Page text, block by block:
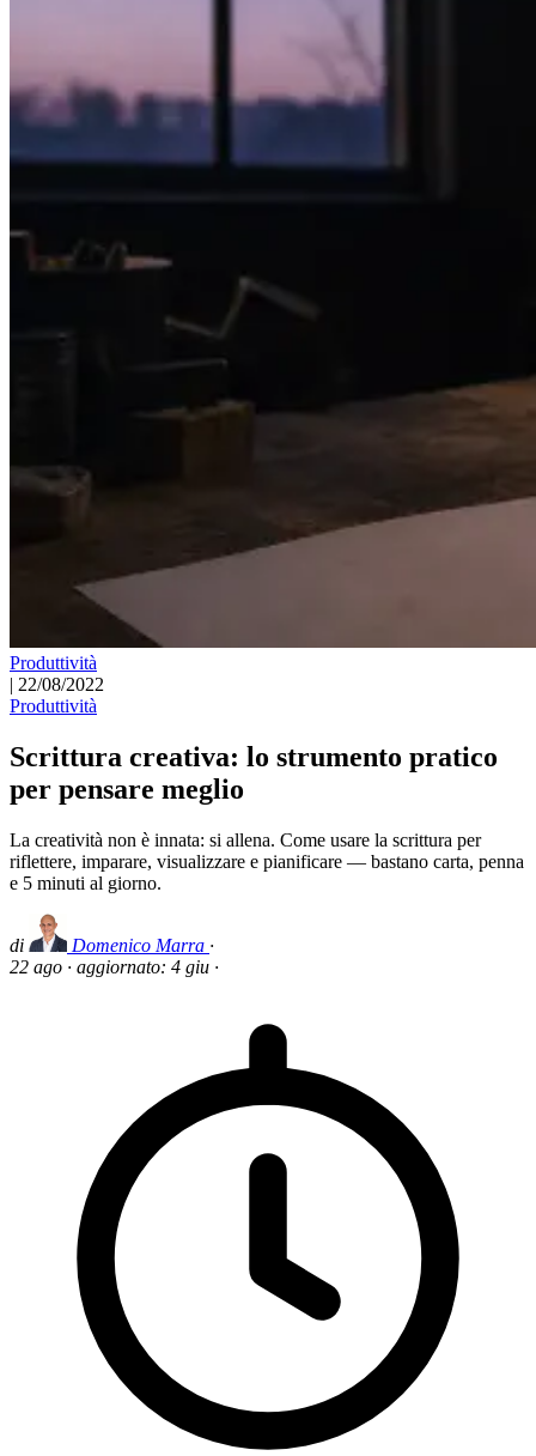
Produttività
| 22/08/2022
Produttività
Scrittura creativa: lo strumento pratico
per pensare meglio
La creatività non è innata: si allena. Come usare la scrittura per
riflettere, imparare, visualizzare e pianificare — bastano carta, penna
e 5 minuti al giorno.
di Domenico Marra ·
22 ago · aggiornato: 4 giu ·